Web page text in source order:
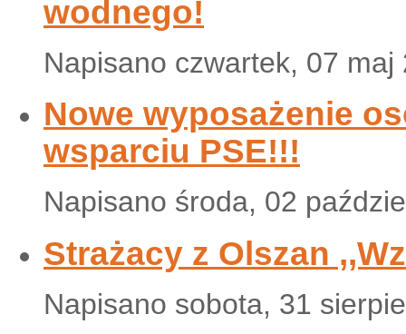
wodnego!
Napisano czwartek, 07 maj
Nowe wyposażenie
wsparciu PSE!!!
Napisano środa, 02
Strażacy z Olszan
Napisano sobota, 31